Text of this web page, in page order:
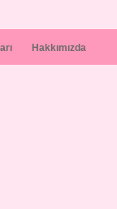
Hakkımızda